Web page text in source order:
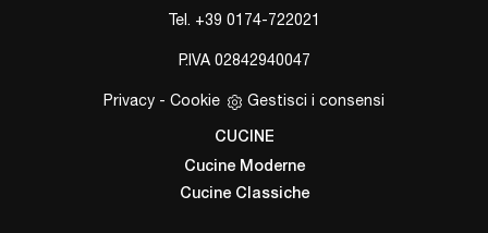
Tel. +39 0174-722021
P.IVA 02842940047
Privacy - Cookie Gestisci i consensi
CUCINE
Cucine Moderne
Cucine Classiche